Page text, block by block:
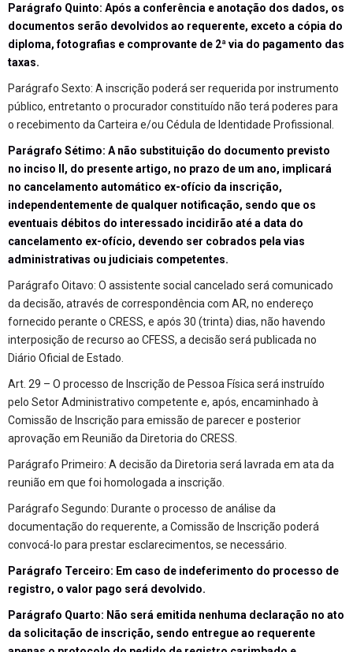
Parágrafo Quinto: Após a conferência e anotação dos dados, os
documentos serão devolvidos ao requerente, exceto a cópia do
diploma, fotografias e comprovante de 2ª via do pagamento das
taxas.
Parágrafo Sexto: A inscrição poderá ser requerida por instrumento
público, entretanto o procurador constituído não terá poderes para
o recebimento da Carteira e/ou Cédula de Identidade Profissional.
Parágrafo Sétimo: A não substituição do documento previsto
no inciso II, do presente artigo, no prazo de um ano, implicará
no cancelamento automático ex-ofício da inscrição,
independentemente de qualquer notificação, sendo que os
eventuais débitos do interessado incidirão até a data do
cancelamento ex-ofício, devendo ser cobrados pela vias
administrativas ou judiciais competentes.
Parágrafo Oitavo: O assistente social cancelado será comunicado
da decisão, através de correspondência com AR, no endereço
fornecido perante o CRESS, e após 30 (trinta) dias, não havendo
interposição de recurso ao CFESS, a decisão será publicada no
Diário Oficial de Estado.
Art. 29 – O processo de Inscrição de Pessoa Física será instruído
pelo Setor Administrativo competente e, após, encaminhado à
Comissão de Inscrição para emissão de parecer e posterior
aprovação em Reunião da Diretoria do CRESS.
Parágrafo Primeiro: A decisão da Diretoria será lavrada em ata da
reunião em que foi homologada a inscrição.
Parágrafo Segundo: Durante o processo de análise da
documentação do requerente, a Comissão de Inscrição poderá
convocá-lo para prestar esclarecimentos, se necessário.
Parágrafo Terceiro: Em caso de indeferimento do processo de
registro, o valor pago será devolvido.
Parágrafo Quarto: Não será emitida nenhuma declaração no ato
da solicitação de inscrição, sendo entregue ao requerente